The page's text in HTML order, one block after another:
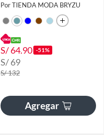
Por TIENDA MODA BRYZU
S/ 64.90 -51%
S/ 69
S/ 132
Agregar